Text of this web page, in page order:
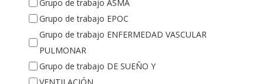
Grupo de trabajo ASMA
Grupo de trabajo EPOC
Grupo de trabajo ENFERMEDAD VASCULAR
PULMONAR
Grupo de trabajo DE SUEÑO Y